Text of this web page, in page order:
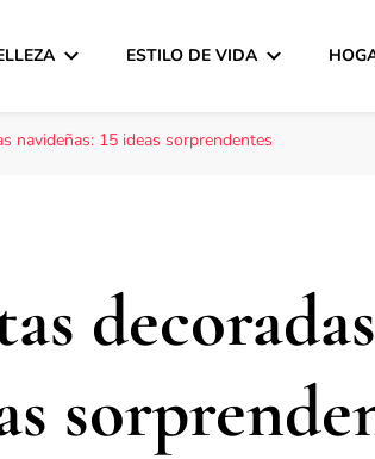
ESTILO DE VIDA
navideñas: 15 ideas sorprendentes
decoradas